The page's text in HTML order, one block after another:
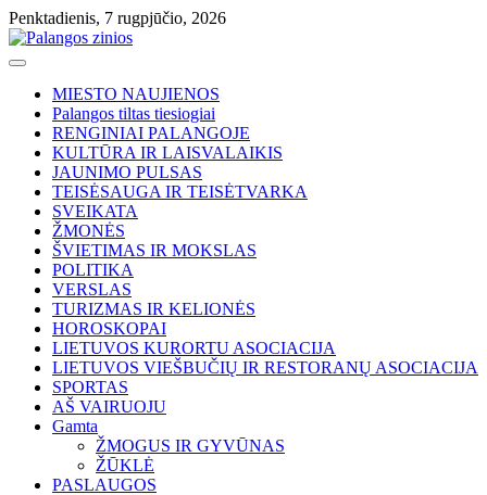
Skip
to
content
Penktadienis, 7 rugpjūčio, 2026
MIESTO NAUJIENOS
Palangos tiltas tiesiogiai
RENGINIAI PALANGOJE
KULTŪRA IR LAISVALAIKIS
JAUNIMO PULSAS
TEISĖSAUGA IR TEISĖTVARKA
SVEIKATA
ŽMONĖS
ŠVIETIMAS IR MOKSLAS
POLITIKA
VERSLAS
TURIZMAS IR KELIONĖS
HOROSKOPAI
LIETUVOS KURORTU ASOCIACIJA
LIETUVOS VIEŠBUČIŲ IR RESTORANŲ ASOCIACIJA
SPORTAS
AŠ VAIRUOJU
Gamta
ŽMOGUS IR GYVŪNAS
ŽŪKLĖ
PASLAUGOS